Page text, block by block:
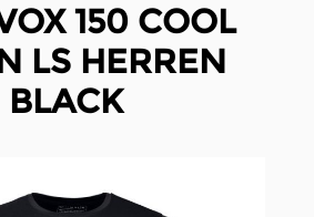
150 COOL
LS HERREN
BLACK